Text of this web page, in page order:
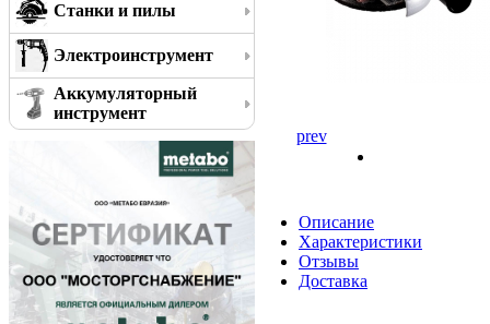
Станки и пилы
Электроинструмент
Аккумуляторный
инструмент
prev
Описание
Характеристики
Отзывы
Доставка